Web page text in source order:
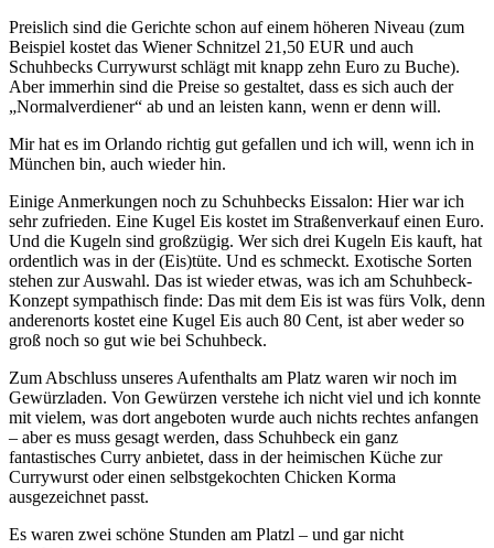
Preislich sind die Gerichte schon auf einem höheren Niveau (zum
Beispiel kostet das Wiener Schnitzel 21,50 EUR und auch
Schuhbecks Currywurst schlägt mit knapp zehn Euro zu Buche).
Aber immerhin sind die Preise so gestaltet, dass es sich auch der
„Normalverdiener“ ab und an leisten kann, wenn er denn will.
Mir hat es im Orlando richtig gut gefallen und ich will, wenn ich in
München bin, auch wieder hin.
Einige Anmerkungen noch zu Schuhbecks Eissalon: Hier war ich
sehr zufrieden. Eine Kugel Eis kostet im Straßenverkauf einen Euro.
Und die Kugeln sind großzügig. Wer sich drei Kugeln Eis kauft, hat
ordentlich was in der (Eis)tüte. Und es schmeckt. Exotische Sorten
stehen zur Auswahl. Das ist wieder etwas, was ich am Schuhbeck-
Konzept sympathisch finde: Das mit dem Eis ist was fürs Volk, denn
anderenorts kostet eine Kugel Eis auch 80 Cent, ist aber weder so
groß noch so gut wie bei Schuhbeck.
Zum Abschluss unseres Aufenthalts am Platz waren wir noch im
Gewürzladen. Von Gewürzen verstehe ich nicht viel und ich konnte
mit vielem, was dort angeboten wurde auch nichts rechtes anfangen
– aber es muss gesagt werden, dass Schuhbeck ein ganz
fantastisches Curry anbietet, dass in der heimischen Küche zur
Currywurst oder einen selbstgekochten Chicken Korma
ausgezeichnet passt.
Es waren zwei schöne Stunden am Platzl – und gar nicht